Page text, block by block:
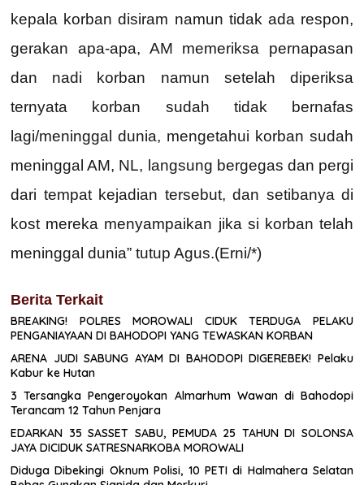
kepala korban disiram namun tidak ada respon,
gerakan apa-apa, AM memeriksa pernapasan
dan nadi korban namun setelah diperiksa
ternyata korban sudah tidak bernafas
lagi/meninggal dunia, mengetahui korban sudah
meninggal AM, NL, langsung bergegas dan pergi
dari tempat kejadian tersebut, dan setibanya di
kost mereka menyampaikan jika si korban telah
meninggal dunia” tutup Agus.(Erni/*)
Berita Terkait
BREAKING! POLRES MOROWALI CIDUK TERDUGA PELAKU
PENGANIAYAAN DI BAHODOPI YANG TEWASKAN KORBAN
ARENA JUDI SABUNG AYAM DI BAHODOPI DIGEREBEK! Pelaku
Kabur ke Hutan
3 Tersangka Pengeroyokan Almarhum Wawan di Bahodopi
Terancam 12 Tahun Penjara
EDARKAN 35 SASSET SABU, PEMUDA 25 TAHUN DI SOLONSA
JAYA DICIDUK SATRESNARKOBA MOROWALI
Diduga Dibekingi Oknum Polisi, 10 PETI di Halmahera Selatan